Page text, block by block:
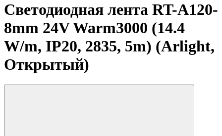
Светодиодная лента RT-A120-
8mm 24V Warm3000 (14.4
W/m, IP20, 2835, 5m) (Arlight,
Открытый)